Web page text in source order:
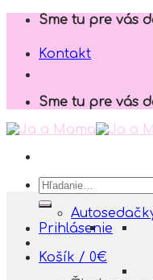
Skip
content
Sme tu pre vás
Kontakt
Sme tu pre vás
Hľadať:
Prihlásenie
Košík / 0€